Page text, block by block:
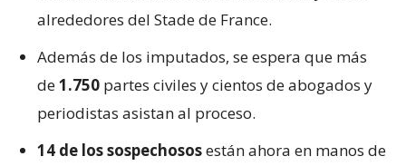
alrededores del Stade de France.
Además de los imputados, se espera que más
de1.750 partes civiles y cientos de abogados y
periodistas asistan al proceso.
14 de los sospechososestán ahora en manos de